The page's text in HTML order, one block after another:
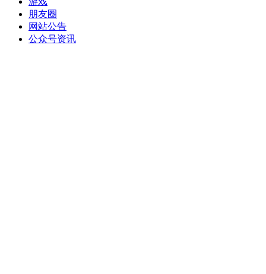
朋友圈
网站公告
公众号资讯